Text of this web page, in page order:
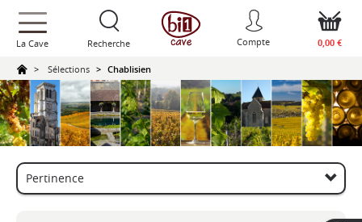
text.skipToContent
text.skipToNavigation
La Cave Recherche Compte 0,00 €
Sélections Chablisien